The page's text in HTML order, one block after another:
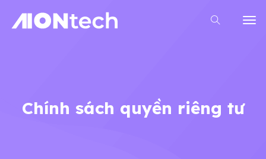
Chính sách quyền riêng tư